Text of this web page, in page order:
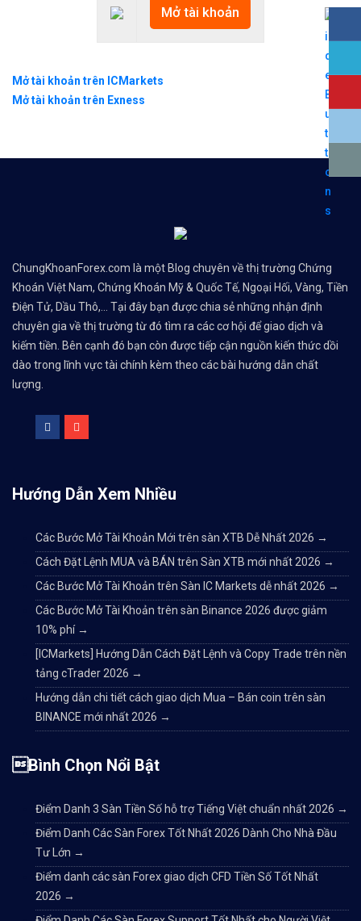
Mở tài khoản
Mở tài khoản trên ICMarkets
Mở tài khoản trên Exness
ChungKhoanForex.com là một Blog chuyên về thị trường Chứng
Khoán Việt Nam, Chứng Khoán Mỹ & Quốc Tế, Ngoại Hối, Vàng, Tiền
Điện Tử, Dầu Thô,... Tại đây bạn được chia sẻ những nhận định
chuyên gia về thị trường từ đó tìm ra các cơ hội để giao dịch và
kiếm tiền. Bên cạnh đó bạn còn được tiếp cận nguồn kiến thức dồi
dào trong lĩnh vực tài chính kèm theo các bài hướng dẫn chất
lượng.
Hướng Dẫn Xem Nhiều
Các Bước Mở Tài Khoản Mới trên sàn XTB Dễ Nhất 2026 →
Cách Đặt Lệnh MUA và BÁN trên Sàn XTB mới nhất 2026 →
Các Bước Mở Tài Khoản trên Sàn IC Markets dễ nhất 2026 →
Các Bước Mở Tài Khoản trên sàn Binance 2026 được giảm
10% phí →
[ICMarkets] Hướng Dẫn Cách Đặt Lệnh và Copy Trade trên nền
tảng cTrader 2026 →
Hướng dẫn chi tiết cách giao dịch Mua – Bán coin trên sàn
BINANCE mới nhất 2026 →
Bình Chọn Nổi Bật
Điểm Danh 3 Sàn Tiền Số hỗ trợ Tiếng Việt chuẩn nhất 2026 →
Điểm Danh Các Sàn Forex Tốt Nhất 2026 Dành Cho Nhà Đầu
Tư Lớn →
Điểm danh các sàn Forex giao dịch CFD Tiền Số Tốt Nhất
2026 →